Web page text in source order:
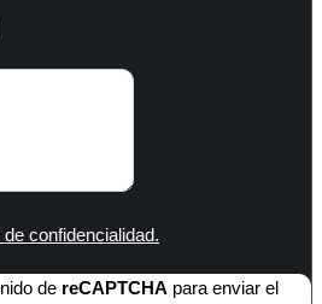
confidencialidad.
de reCAPTCHA para enviar el